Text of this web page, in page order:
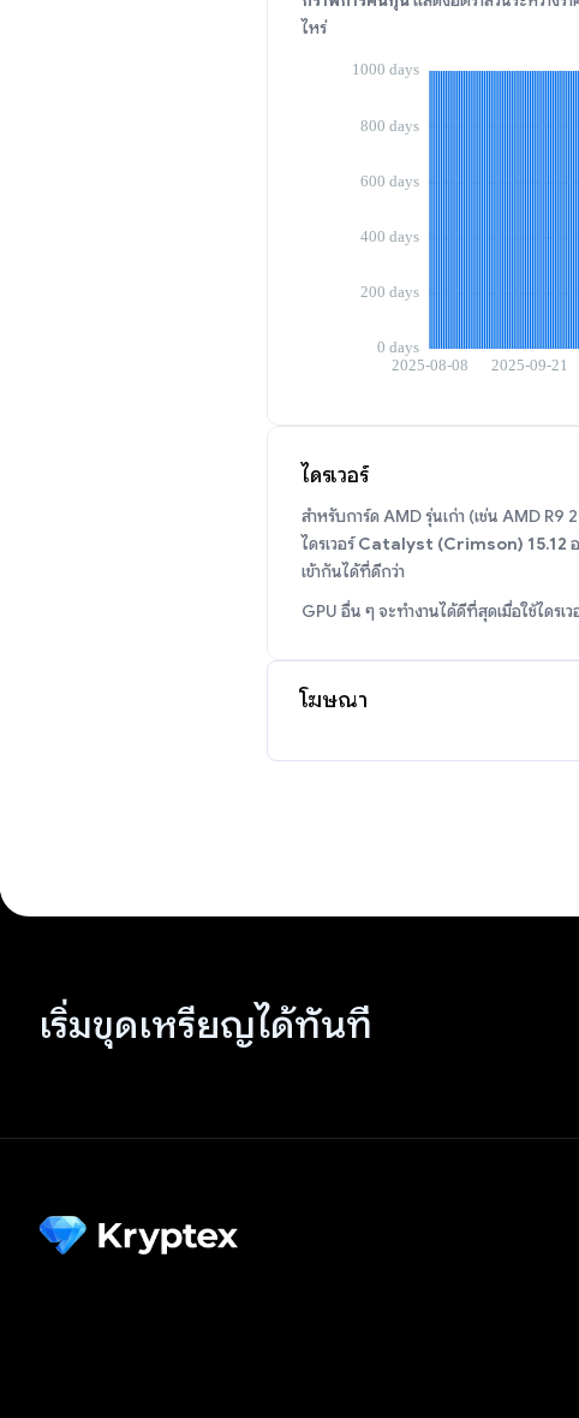
ไหร่
ไดรเวอร์
สำหรับการ์ด AMD รุ่นเก่า (เช่น AMD
ไดรเวอร์Catalyst (Crimson) 15.12
เข้ากันได้ที่ดีกว่า
GPU อื่น ๆ จะทำงานได้ดีที่สุดเมื่อใช้ไดรเว
โฆษณา
เริ่มขุดเหรียญได้ทันที